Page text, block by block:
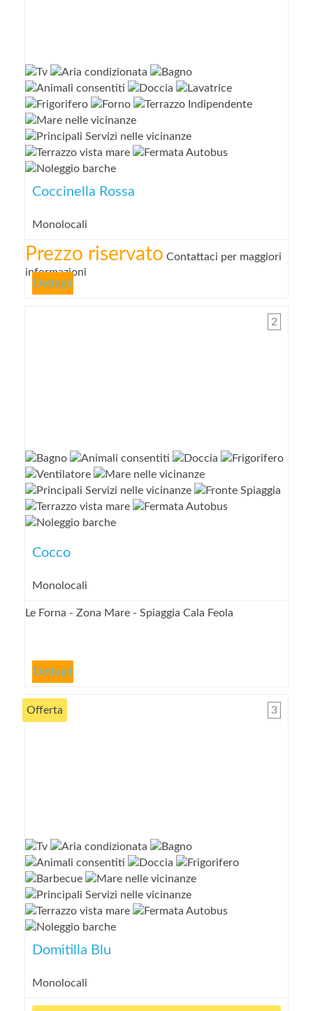
Coccinella Rossa
Monolocali
Prezzo riservato Contattaci per maggiori
informazioni
Dettagli
Cocco
Monolocali
2
Le Forna - Zona Mare - Spiaggia Cala Feola
Dettagli
Domitilla Blu
Monolocali
Offerta 3